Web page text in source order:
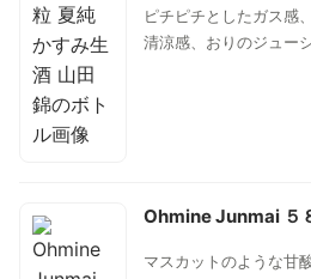
ピチピチとしたガス感
清涼感、おりのジュー
Ohmine Junmai ５
マスカットのような甘